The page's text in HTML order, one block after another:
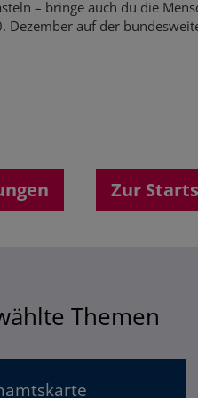
– bringe auch du die
Dezember auf der
Zur
Themen